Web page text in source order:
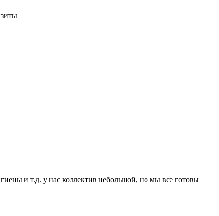
и т.д. у нас коллектив небольшой, но мы все готовы